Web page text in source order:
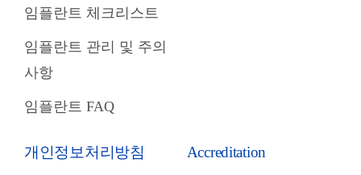
임플란트 체크리스트
임플란트 관리 및 주의
사항
임플란트 FAQ
개인정보처리방침 Accreditation